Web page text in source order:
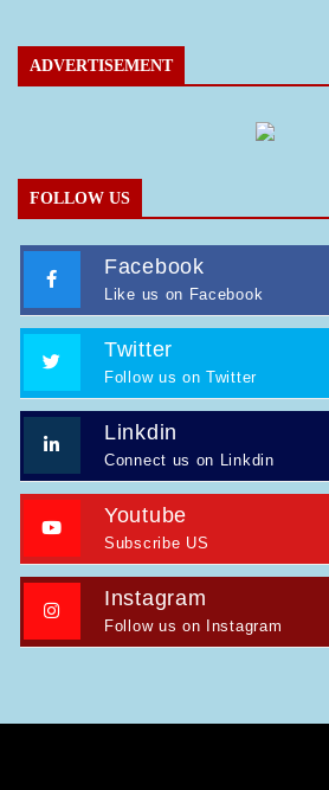
ADVERTISEMENT
FOLLOW US
Facebook
Like us on Facebook
Twitter
Follow us on Twitter
Linkdin
Connect us on Linkdin
Youtube
Subscribe US
Instagram
Follow us on Instagram